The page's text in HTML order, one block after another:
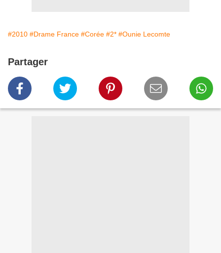
#2010 #Drame France #Corée #2* #Ounie Lecomte
Partager